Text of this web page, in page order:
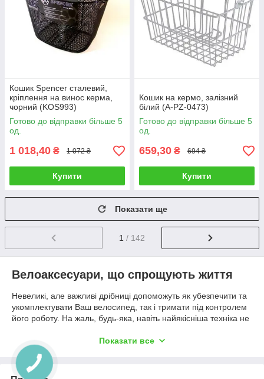
Кошик Spencer сталевий,
кріплення на винос керма,
чорний (KOS993)
Готово до відправки більше 5
од.
1 018,40 ₴ 1 072 ₴
Купити
Кошик на кермо, залізний
білий (A-PZ-0473)
Готово до відправки більше 5
од.
659,30 ₴ 694 ₴
Купити
Показати ще
1 / 142
Велоаксесуари, що спрощують життя
Невеликі, але важливі дрібниці допоможуть як убезпечити та
укомплектувати Ваш велосипед, так і тримати під контролем
його роботу. На жаль, будь-яка, навіть найякісніша техніка не
інструментів допоможе Вам швидко та надійно її відновити та
захистити.
Наш інтернет-магазин велосипедних аксесуарів rosport.in.ua
Показати все